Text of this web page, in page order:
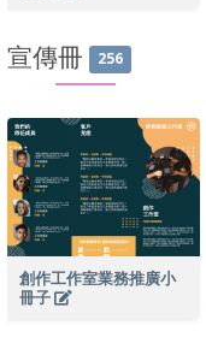
宣傳冊 256
創作工作室業務推廣小
冊子